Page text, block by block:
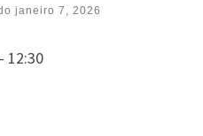
janeiro 7, 2026
12:30